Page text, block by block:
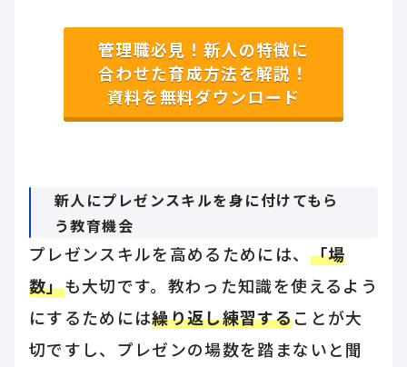
管理職必見！新人の特徴に
合わせた育成方法を解説！
資料を無料ダウンロード
新人にプレゼンスキルを身に付けてもら
う教育機会
プレゼンスキルを高めるためには、 「場
数」も大切です。教わった知識を使えるよう
にするためには繰り返し練習することが大
切ですし、プレゼンの場数を踏まないと聞